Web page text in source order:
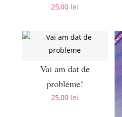
25,00 lei
Vai am dat de
probleme!
25,00 lei